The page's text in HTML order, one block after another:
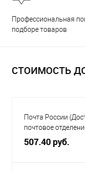
Профессиональная
подборе товаров
СТОИМОСТЬ
Почта России
почтовое
507.40 руб.